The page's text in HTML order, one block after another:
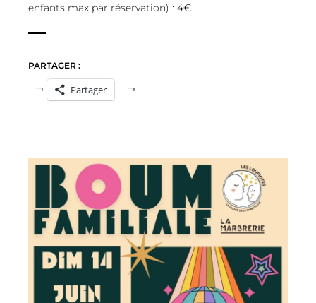
enfants max par réservation) : 4€
PARTAGER :
Partager